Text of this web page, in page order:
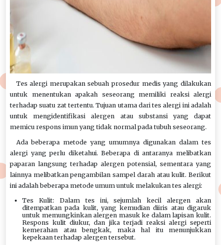
Tes alergi merupakan sebuah prosedur medis yang dilakukan
untuk menentukan apakah seseorang memiliki reaksi alergi
terhadap suatu zat tertentu. Tujuan utama dari tes alergi ini adalah
untuk mengidentifikasi alergen atau substansi yang dapat
memicu respons imun yang tidak normal pada tubuh seseorang.
Ada beberapa metode yang umumnya digunakan dalam tes
alergi yang perlu diketahui. Beberapa di antaranya melibatkan
paparan langsung terhadap alergen potensial, sementara yang
lainnya melibatkan pengambilan sampel darah atau kulit. Berikut
ini adalah beberapa metode umum untuk melakukan tes alergi:
Tes Kulit: Dalam tes ini, sejumlah kecil alergen akan
ditempatkan pada kulit, yang kemudian diiris atau digaruk
untuk memungkinkan alergen masuk ke dalam lapisan kulit.
Respons kulit diukur, dan jika terjadi reaksi alergi seperti
kemerahan atau bengkak, maka hal itu menunjukkan
kepekaan terhadap alergen tersebut.